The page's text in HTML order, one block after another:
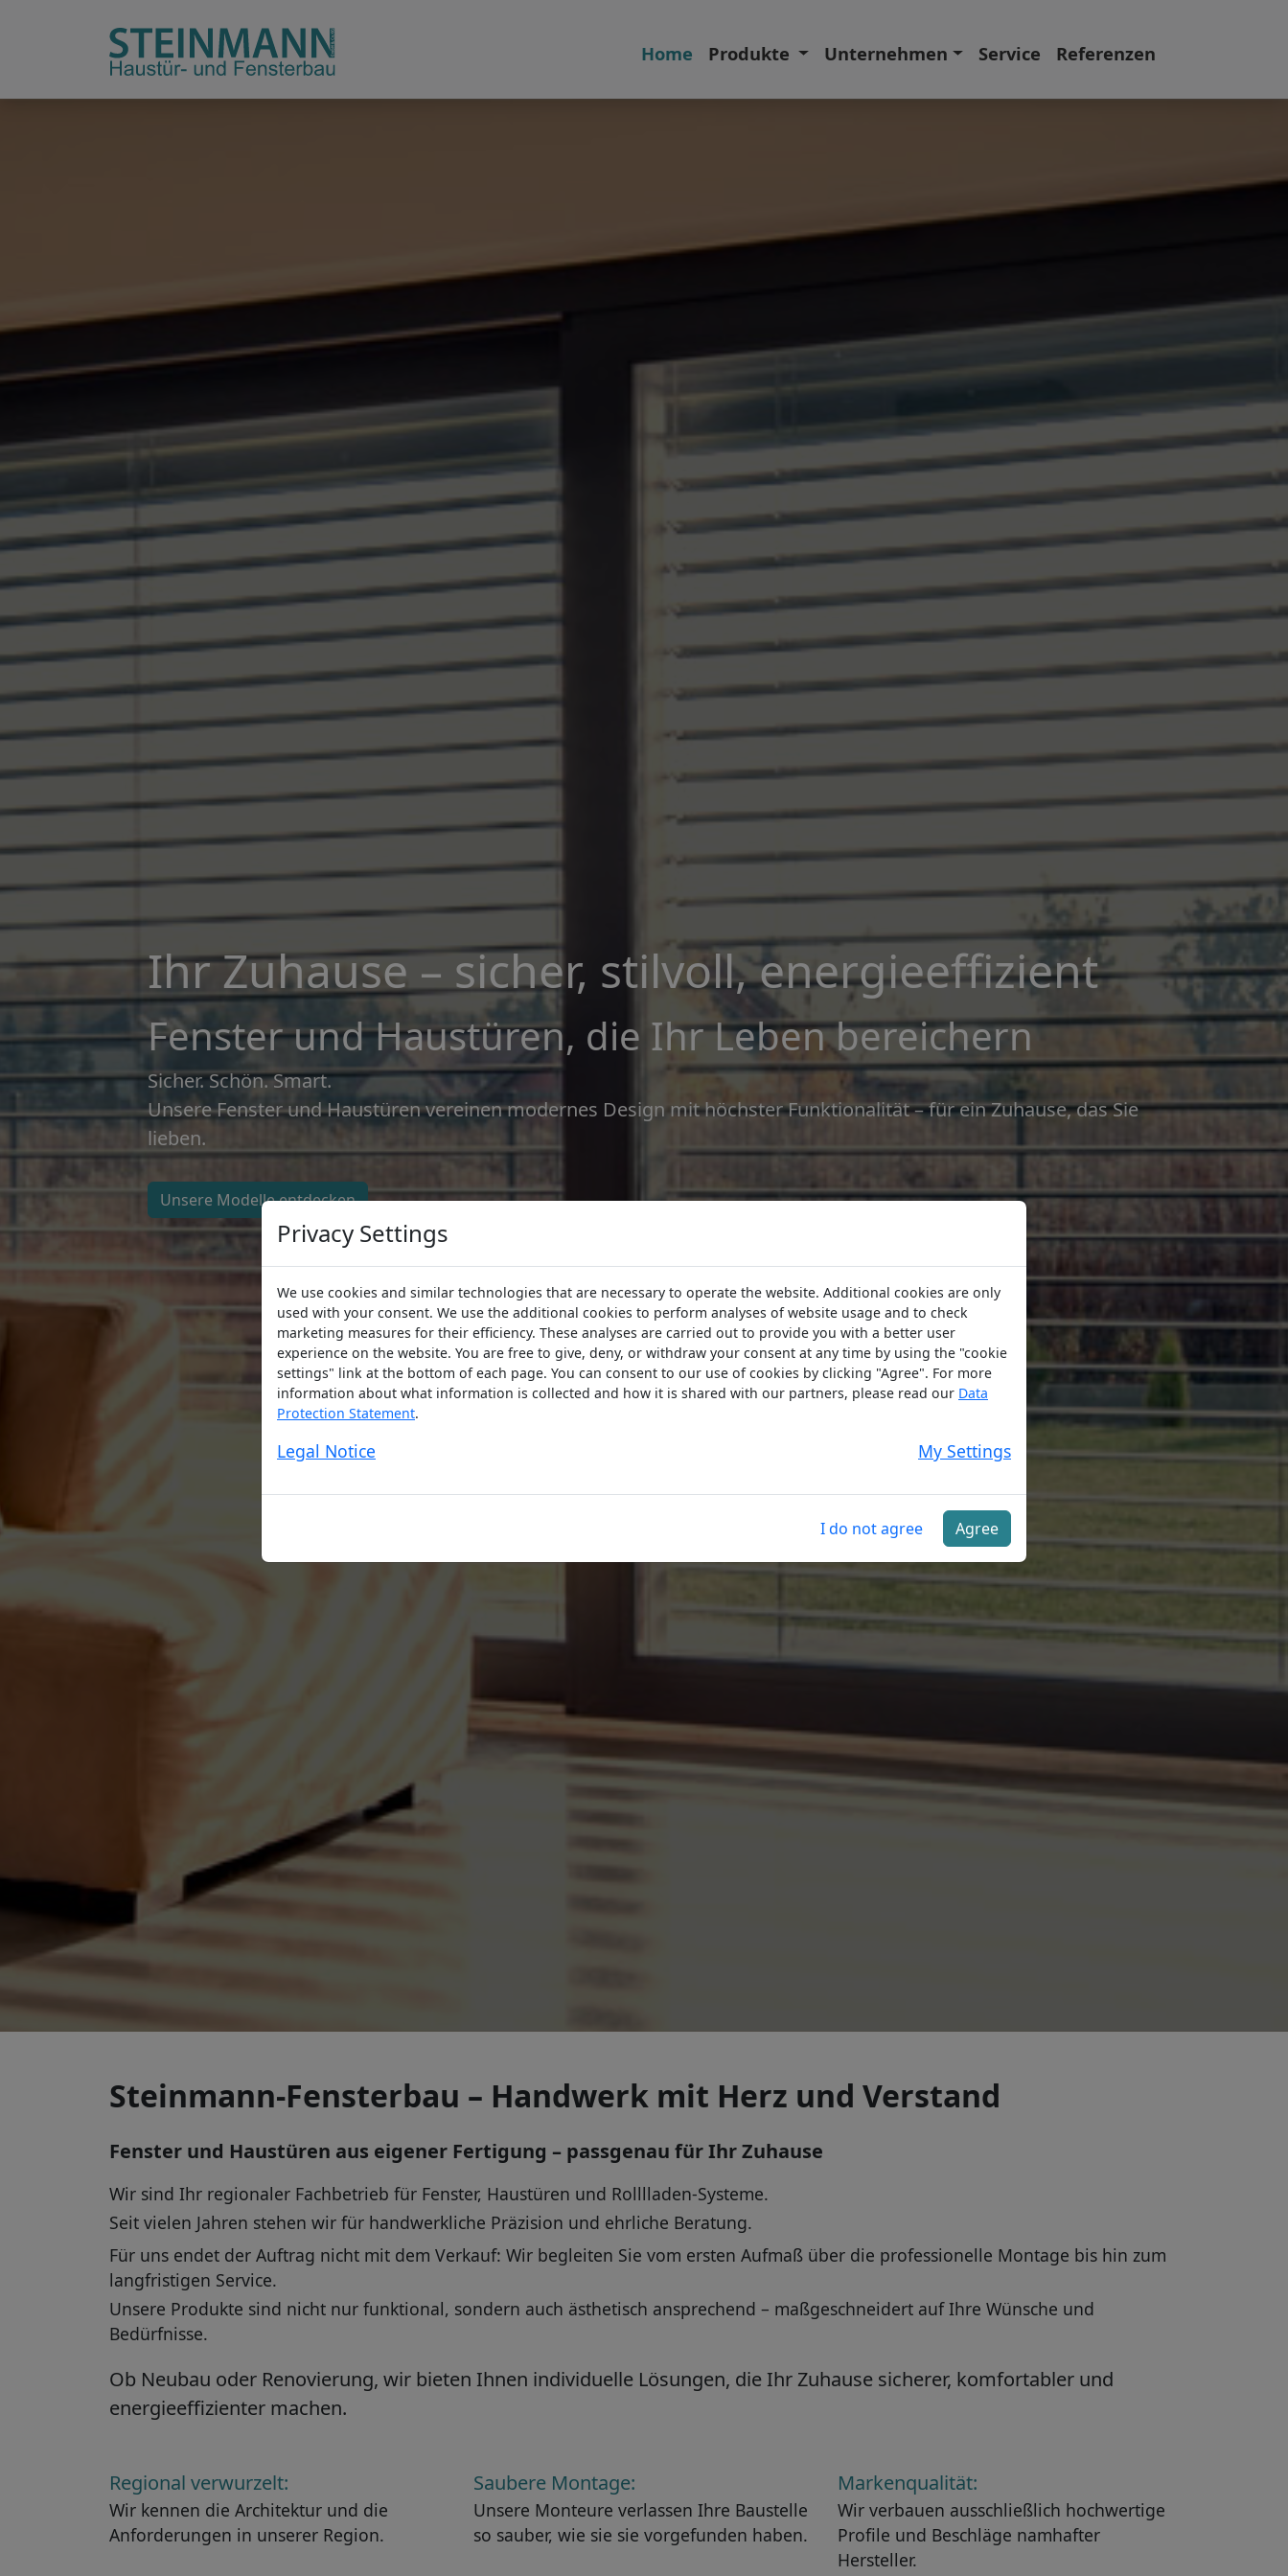
Home Produkte Unternehmen Service Referenzen
Ihr Zuhause – sicher, stilvoll, energieeffizient
Fenster und Haustüren, die Ihr Leben bereichern
Sicher. Schön. Smart.
Unsere Fenster und Haustüren vereinen modernes Design mit höchster Funktionalität – für ein Zuhause, das Sie
lieben.
Unsere Modelle entdecken
Steinmann-Fensterbau – Handwerk mit Herz und Verstand
Fenster und Haustüren aus eigener Fertigung – passgenau für Ihr Zuhause
Wir sind Ihr regionaler Fachbetrieb für Fenster, Haustüren und Rolllladen-Systeme.
Seit vielen Jahren stehen wir für handwerkliche Präzision und ehrliche Beratung.
Für uns endet der Auftrag nicht mit dem Verkauf: Wir begleiten Sie vom ersten Aufmaß über die professionelle Montage bis hin zum
langfristigen Service.
Unsere Produkte sind nicht nur funktional, sondern auch ästhetisch ansprechend – maßgeschneidert auf Ihre Wünsche und
Bedürfnisse.
Ob Neubau oder Renovierung, wir bieten Ihnen individuelle Lösungen, die Ihr Zuhause sicherer, komfortabler und
energieeffizienter machen.
Regional verwurzelt:
Wir kennen die Architektur und die
Anforderungen in unserer Region.
Saubere Montage:
Unsere Monteure verlassen Ihre Baustelle
so sauber, wie sie sie vorgefunden haben.
Markenqualität:
Wir verbauen ausschließlich hochwertige
Profile und Beschläge namhafter
Hersteller.
Privacy Settings
We use cookies and similar technologies that are necessary to operate the website. Additional cookies are only
used with your consent. We use the additional cookies to perform analyses of website usage and to check
marketing measures for their efficiency. These analyses are carried out to provide you with a better user
experience on the website. You are free to give, deny, or withdraw your consent at any time by using the "cookie
settings" link at the bottom of each page. You can consent to our use of cookies by clicking "Agree". For more
information about what information is collected and how it is shared with our partners, please read our Data
Protection Statement.
Legal Notice My Settings
I do not agree Agree